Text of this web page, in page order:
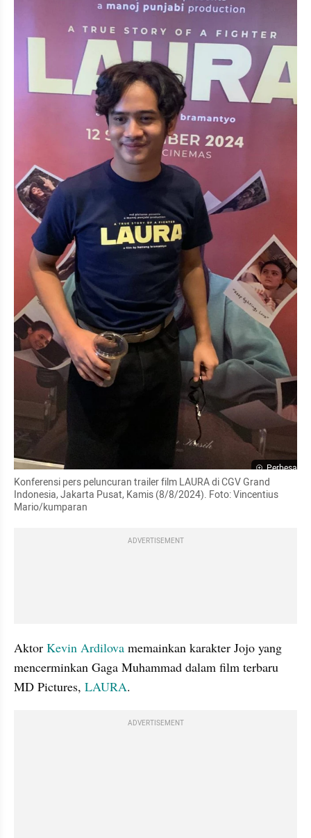
Perbesar
Konferensi pers peluncuran trailer film LAURA di CGV Grand
Indonesia, Jakarta Pusat, Kamis (8/8/2024). Foto: Vincentius
Mario/kumparan
ADVERTISEMENT
Aktor Kevin Ardilova memainkan karakter Jojo yang
mencerminkan Gaga Muhammad dalam film terbaru
MD Pictures, LAURA.
ADVERTISEMENT